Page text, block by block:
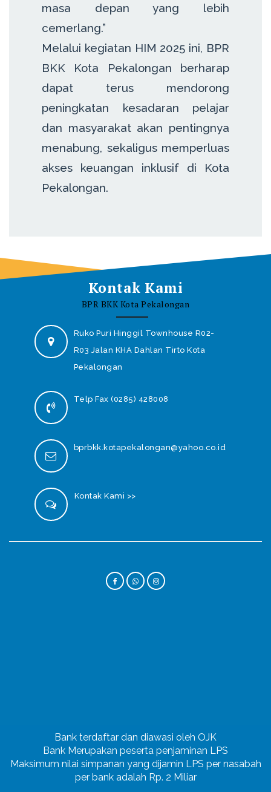
masa depan yang lebih
cemerlang.”
Melalui kegiatan HIM 2025 ini, BPR
BKK Kota Pekalongan berharap
dapat terus mendorong
peningkatan kesadaran pelajar
dan masyarakat akan pentingnya
menabung, sekaligus memperluas
akses keuangan inklusif di Kota
Pekalongan.
Kontak Kami
BPR BKK Kota Pekalongan
Ruko Puri Hinggil Townhouse R02-
R03 Jalan KHA Dahlan Tirto Kota
Pekalongan
Telp Fax (0285) 428008
bprbkk.kotapekalongan@yahoo.co.id
Kontak Kami >>
Bank terdaftar dan diawasi oleh OJK
Bank Merupakan peserta penjaminan LPS
Maksimum nilai simpanan yang dijamin LPS per nasabah
per bank adalah Rp. 2 Miliar